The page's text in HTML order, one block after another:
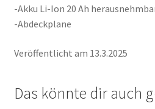
-Akku Li-Ion 20 Ah
-Abdeckplane
Veröffentlicht am 13.3.2025
Das könnte dir auch